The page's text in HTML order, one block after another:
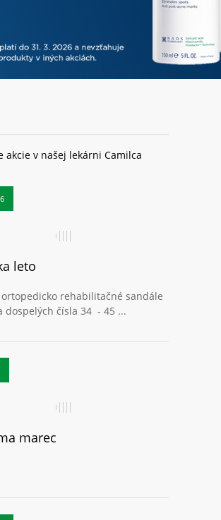
akcie v našej lekárni Camilca
leto
rehabilitačné sandále
dospelých čísla 34 - 45 ...
marec